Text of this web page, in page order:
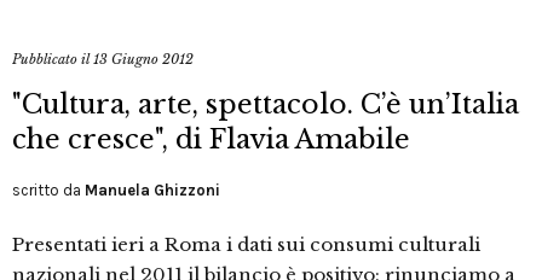
Pubblicato il13 Giugno 2012
"Cultura, arte, spettacolo. C’è un’Italia
che cresce", di Flavia Amabile
scritto da Manuela Ghizzoni
Presentati ieri a Roma i dati sui consumi culturali
nazionali nel 2011 il bilancio è positivo: rinunciamo a